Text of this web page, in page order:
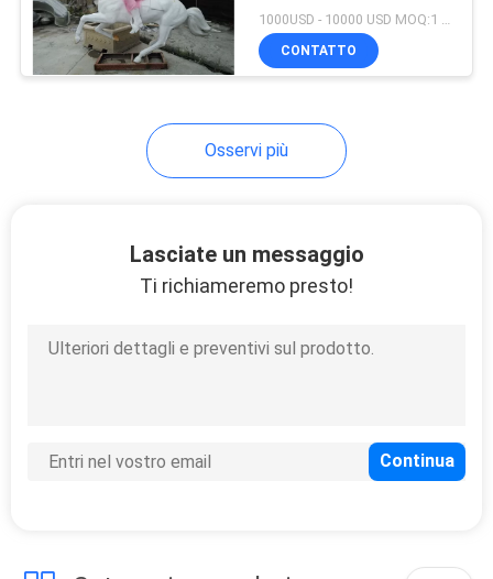
cartoni animati
Sculture animali del
all'aperto
bronzeo famoso della
scultura
1000USD - 10000 USD MOQ:1 pezzo
CONTATTO
Osservi più
Lasciate un messaggio
Ti richiameremo presto!